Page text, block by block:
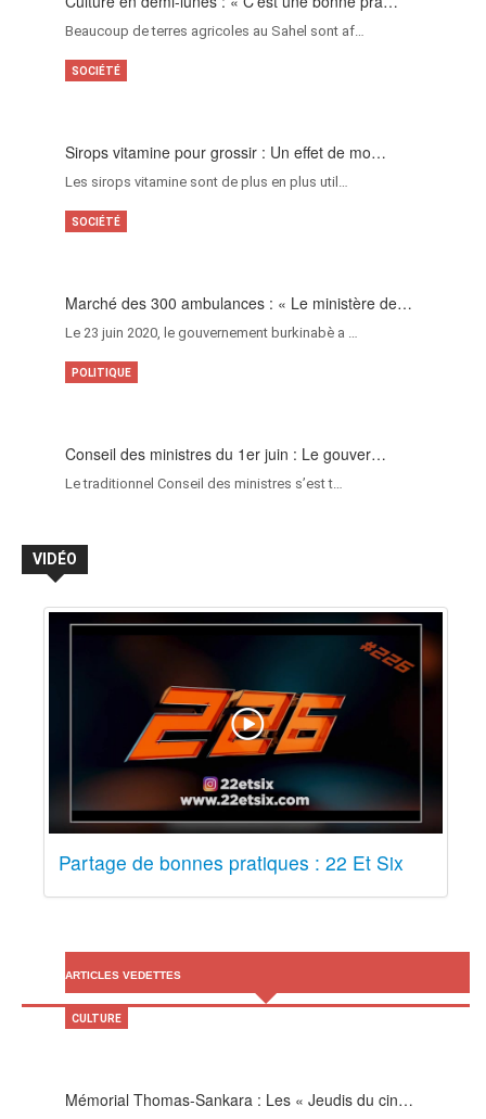
Beaucoup de terres agricoles au Sahel sont af…
Sirops vitamine pour grossir : Un effet de mo…
Les sirops vitamine sont de plus en plus util…
SOCIÉTÉ
Marché des 300 ambulances : « Le ministère de…
Le 23 juin 2020, le gouvernement burkinabè a …
SOCIÉTÉ
Conseil des ministres du 1er juin : Le gouver…
Le traditionnel Conseil des ministres s’est t…
POLITIQUE
VIDÉO
Partage de bonnes pratiques : 22 Et Six
ARTICLES VEDETTES
Mémorial Thomas-Sankara : Les « Jeudis du cin…
CULTURE